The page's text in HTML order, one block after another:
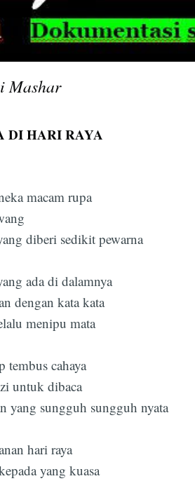
Mashar
DI HARI RAYA
macam rupa
diberi sedikit pewarna
ada di dalamnya
dengan kata kata
menipu mata
tembus cahaya
untuk dibaca
yang sungguh sungguh nyata
hari raya
yang kuasa